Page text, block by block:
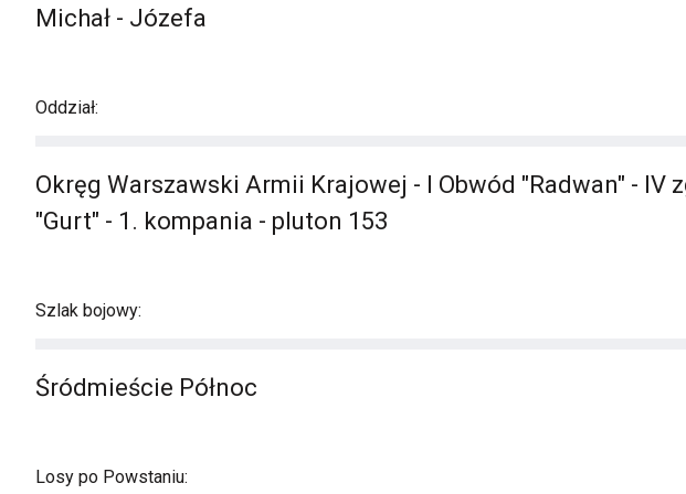
Michał - Józefa
Oddział:
Okręg Warszawski Armii Krajowej - I Obwód "Radwan" - IV
"Gurt" - 1. kompania - pluton 153
Szlak bojowy:
Śródmieście Północ
Losy po Powstaniu: